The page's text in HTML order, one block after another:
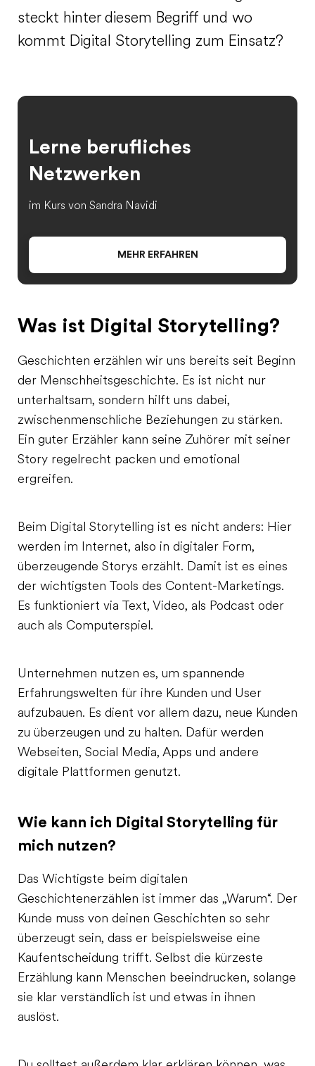
steckt hinter diesem Begriff und wo
kommt Digital Storytelling zum Einsatz?
Lerne berufliches
Netzwerken
im Kurs von Sandra Navidi
MEHR ERFAHREN
Was ist Digital Storytelling?
Geschichten erzählen wir uns bereits seit Beginn
der Menschheitsgeschichte. Es ist nicht nur
unterhaltsam, sondern hilft uns dabei,
zwischenmenschliche Beziehungen zu stärken.
Ein guter Erzähler kann seine Zuhörer mit seiner
Story regelrecht packen und emotional
ergreifen.
Beim Digital Storytelling ist es nicht anders: Hier
werden im Internet, also in digitaler Form,
überzeugende Storys erzählt. Damit ist es eines
der wichtigsten Tools des Content-Marketings.
Es funktioniert via Text, Video, als Podcast oder
auch als Computerspiel.
Unternehmen nutzen es, um spannende
Erfahrungswelten für ihre Kunden und User
aufzubauen. Es dient vor allem dazu, neue Kunden
zu überzeugen und zu halten. Dafür werden
Webseiten, Social Media, Apps und andere
digitale Plattformen genutzt.
Wie kann ich Digital Storytelling für
mich nutzen?
Das Wichtigste beim digitalen
Geschichtenerzählen ist immer das „Warum“. Der
Kunde muss von deinen Geschichten so sehr
überzeugt sein, dass er beispielsweise eine
Kaufentscheidung trifft. Selbst die kürzeste
Erzählung kann Menschen beeindrucken, solange
sie klar verständlich ist und etwas in ihnen
auslöst.